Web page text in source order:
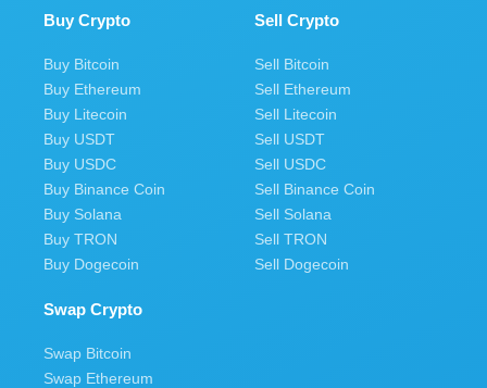
o
k
f
t
e
Buy Crypto
Buy Bitcoin
Buy Ethereum
Buy Litecoin
Buy USDT
Buy USDC
Buy Binance Coin
Buy Solana
Buy TRON
Buy Dogecoin
Sell Crypto
Sell Bitcoin
Sell Ethereum
Sell Litecoin
Sell USDT
Sell USDC
Sell Binance Coin
Sell Solana
Sell TRON
Sell Dogecoin
Swap Crypto
Swap Bitcoin
Swap Ethereum